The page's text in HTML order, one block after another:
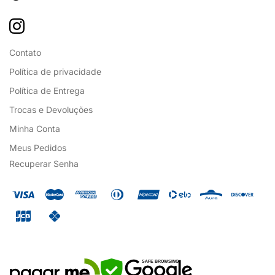
Contato
Política de privacidade
Política de Entrega
Trocas e Devoluções
Minha Conta
Meus Pedidos
Recuperar Senha
SAFE BROWSING